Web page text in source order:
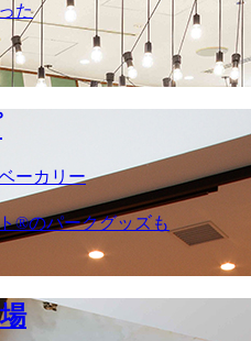
た
ーカリー
®のパークグッズも